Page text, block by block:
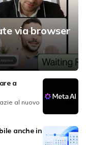
via browser
a
al nuovo
anche in